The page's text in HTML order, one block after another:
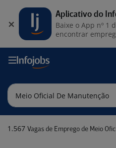
1.567 Vagas de Emprego de Meio
Aplicativo do
Baixe o App nº 1
encontrar